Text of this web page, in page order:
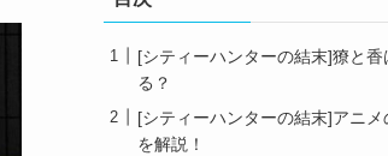
[シティーハンターの結末]獠と香
る？
[シティーハンターの結末]アニ
を解説！